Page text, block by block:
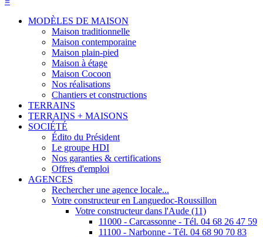
MODÈLES DE MAISON
Maison traditionnelle
Maison contemporaine
Maison plain-pied
Maison à étage
Maison Cocoon
Nos réalisations
Chantiers et constructions
TERRAINS
TERRAINS + MAISONS
SOCIÉTÉ
Édito du Président
Le groupe HDI
Nos garanties & certifications
Offres d'emploi
AGENCES
Rechercher une agence locale...
Votre constructeur en Languedoc-Roussillon
Votre constructeur dans l'Aude (11)
11000 - Carcassonne - Tél. 04 68 26 47 59
11100 - Narbonne - Tél. 04 68 90 70 83